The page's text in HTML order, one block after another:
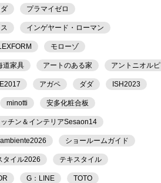
プラマイゼロ
インゲヤード・ローマン
モローゾ
道家具 アートのある家 アントニオルピ
アガペ ダダ ISH2023
minotti 安多化粧合板
チン＆インテリアSesaon14
ambiente2026 ショールームガイド
タイル2026 テキスタイル
G：LINE TOTO